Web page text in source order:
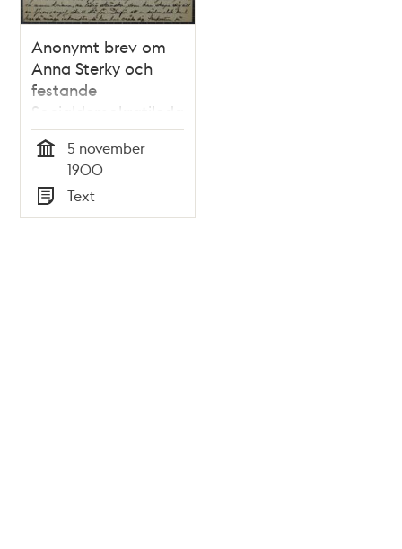
Anonymt brev om
Anna Sterky och
festande
Socialdemokratiledare
5 november
1900
Typ
Text